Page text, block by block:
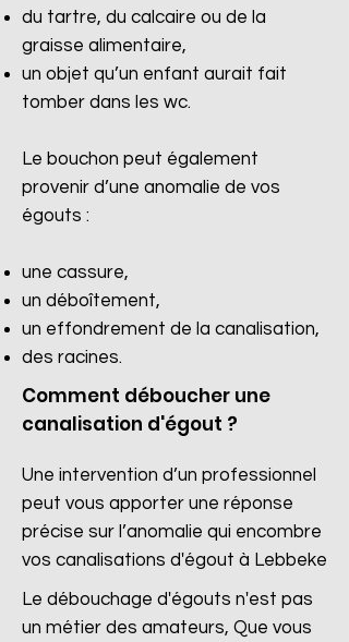
du tartre, du calcaire ou de la
graisse alimentaire,
un objet qu’un enfant aurait fait
tomber dans les wc.
Le bouchon peut également
provenir d’une anomalie de vos
égouts :
une cassure,
un déboîtement,
un effondrement de la canalisation,
des racines.​
Comment déboucher une
canalisation d'égout ?
Une intervention d’un professionnel
peut vous apporter une réponse
précise sur l’anomalie qui encombre
vos canalisations d'égout à Lebbeke
Le débouchage d'égouts n'est pas
un métier des amateurs, Que vous